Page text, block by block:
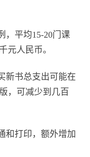
平均15-20门课
元人民币。
书总支出可能在
，可减少到几百
打印，额外增加